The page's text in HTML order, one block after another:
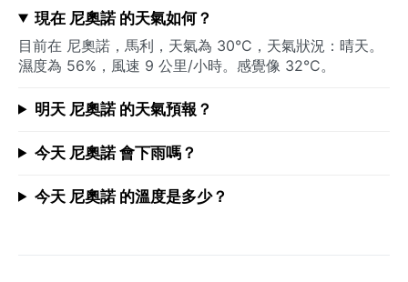
現在 尼奧諾 的天氣如何？
目前在 尼奧諾，馬利，天氣為 30°C，天氣狀況：晴天。
濕度為 56%，風速 9 公里/小時。感覺像 32°C。
明天 尼奧諾 的天氣預報？
今天 尼奧諾 會下雨嗎？
今天 尼奧諾 的溫度是多少？